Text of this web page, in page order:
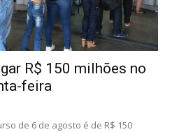
R$ 150 milhões no
feira
de 6 de agosto é de R$ 150